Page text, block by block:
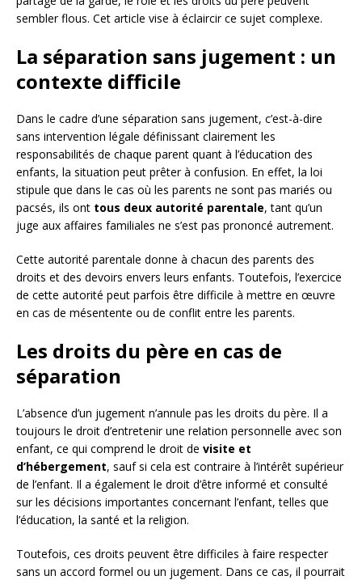
sembler flous. Cet article vise à éclaircir ce sujet complexe.
La séparation sans jugement : un
contexte difficile
Dans le cadre d’une séparation sans jugement, c’est-à-dire
sans intervention légale définissant clairement les
responsabilités de chaque parent quant à l’éducation des
enfants, la situation peut prêter à confusion. En effet, la loi
stipule que dans le cas où les parents ne sont pas mariés ou
pacsés, ils ont tous deux autorité parentale, tant qu’un
juge aux affaires familiales ne s’est pas prononcé autrement.
Cette autorité parentale donne à chacun des parents des
droits et des devoirs envers leurs enfants. Toutefois, l’exercice
de cette autorité peut parfois être difficile à mettre en œuvre
en cas de mésentente ou de conflit entre les parents.
Les droits du père en cas de
séparation
L’absence d’un jugement n’annule pas les droits du père. Il a
toujours le droit d’entretenir une relation personnelle avec son
enfant, ce qui comprend le droit de visite et
d’hébergement, sauf si cela est contraire à l’intérêt supérieur
de l’enfant. Il a également le droit d’être informé et consulté
sur les décisions importantes concernant l’enfant, telles que
l’éducation, la santé et la religion.
Toutefois, ces droits peuvent être difficiles à faire respecter
sans un accord formel ou un jugement. Dans ce cas, il pourrait